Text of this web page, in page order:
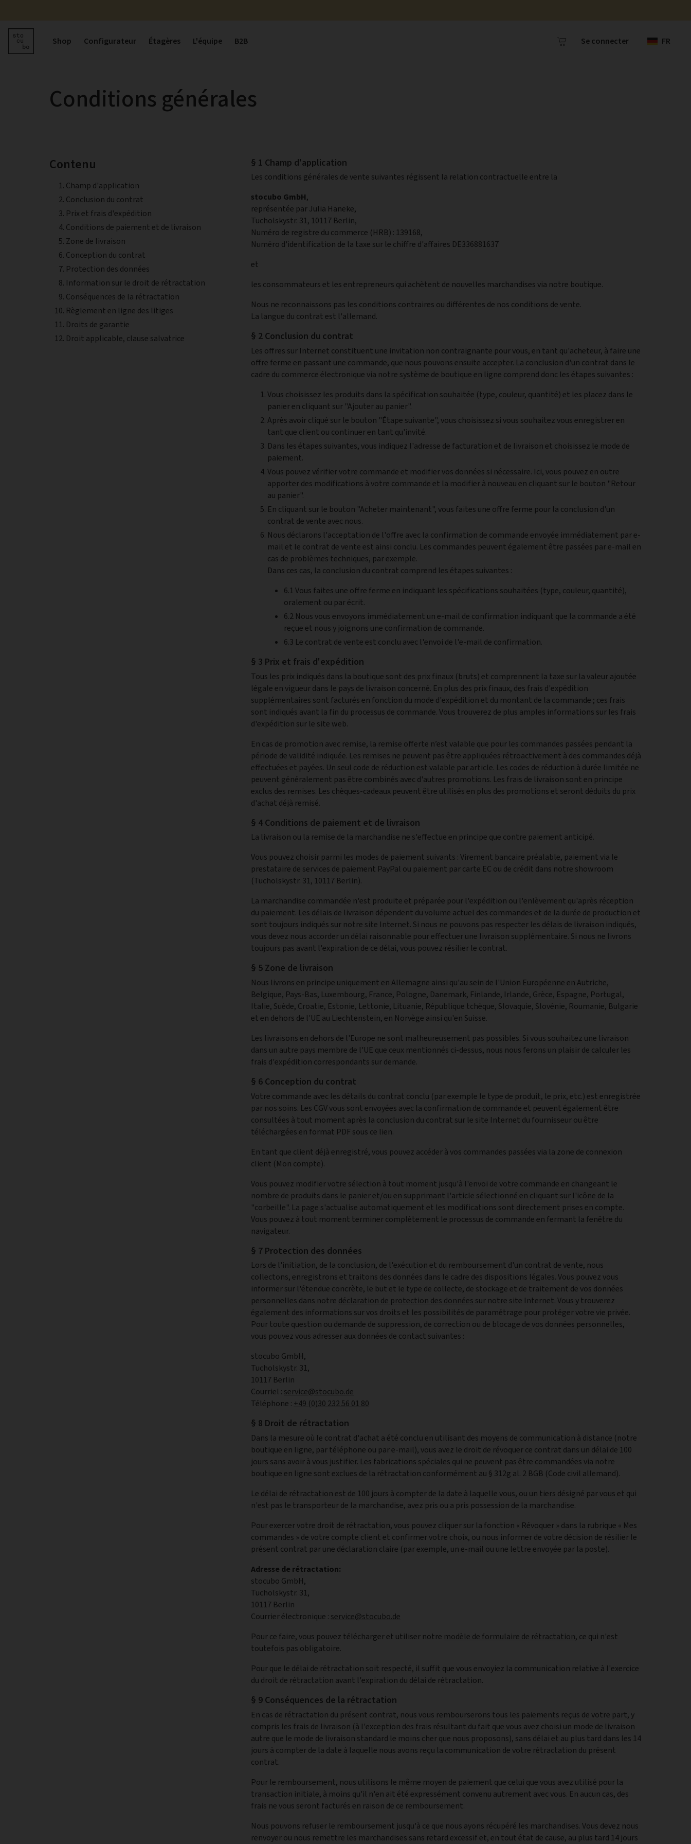
Shop Configurateur Étagères L'équipe B2B Se connecter FR
Conditions générales
Contenu
Champ d'application
Conclusion du contrat
Prix et frais d'expédition
Conditions de paiement et de livraison
Zone de livraison
Conception du contrat
Protection des données
Information sur le droit de rétractation
Conséquences de la rétractation
Règlement en ligne des litiges
Droits de garantie
Droit applicable, clause salvatrice
§ 1 Champ d'application
Les conditions générales de vente suivantes régissent la relation contractuelle entre la
stocubo GmbH,
représentée par Julia Haneke,
Tucholskystr. 31, 10117 Berlin,
Numéro de registre du commerce (HRB) : 139168,
Numéro d'identification de la taxe sur le chiffre d'affaires DE336881637
et
les consommateurs et les entrepreneurs qui achètent de nouvelles marchandises via notre boutique.
Nous ne reconnaissons pas les conditions contraires ou différentes de nos conditions de vente.
La langue du contrat est l'allemand.
§ 2 Conclusion du contrat
Les offres sur Internet constituent une invitation non contraignante pour vous, en tant qu'acheteur, à faire une
offre ferme en passant une commande, que nous pouvons ensuite accepter. La conclusion d'un contrat dans le
cadre du commerce électronique via notre système de boutique en ligne comprend donc les étapes suivantes :
Vous choisissez les produits dans la spécification souhaitée (type, couleur, quantité) et les placez dans le
panier en cliquant sur "Ajouter au panier".
Après avoir cliqué sur le bouton "Étape suivante", vous choisissez si vous souhaitez vous enregistrer en
tant que client ou continuer en tant qu'invité.
Dans les étapes suivantes, vous indiquez l'adresse de facturation et de livraison et choisissez le mode de
paiement.
Vous pouvez vérifier votre commande et modifier vos données si nécessaire. Ici, vous pouvez en outre
apporter des modifications à votre commande et la modifier à nouveau en cliquant sur le bouton "Retour
au panier".
En cliquant sur le bouton "Acheter maintenant", vous faites une offre ferme pour la conclusion d'un
contrat de vente avec nous.
Nous déclarons l'acceptation de l'offre avec la confirmation de commande envoyée immédiatement par e-
mail et le contrat de vente est ainsi conclu. Les commandes peuvent également être passées par e-mail en
cas de problèmes techniques, par exemple.
Dans ces cas, la conclusion du contrat comprend les étapes suivantes :
6.1 Vous faites une offre ferme en indiquant les spécifications souhaitées (type, couleur, quantité),
oralement ou par écrit.
6.2 Nous vous envoyons immédiatement un e-mail de confirmation indiquant que la commande a été
reçue et nous y joignons une confirmation de commande.
6.3 Le contrat de vente est conclu avec l'envoi de l'e-mail de confirmation.
§ 3 Prix et frais d'expédition
Tous les prix indiqués dans la boutique sont des prix finaux (bruts) et comprennent la taxe sur la valeur ajoutée
légale en vigueur dans le pays de livraison concerné. En plus des prix finaux, des frais d'expédition
supplémentaires sont facturés en fonction du mode d'expédition et du montant de la commande ; ces frais
sont indiqués avant la fin du processus de commande. Vous trouverez de plus amples informations sur les frais
d'expédition sur le site web.
En cas de promotion avec remise, la remise offerte n’est valable que pour les commandes passées pendant la
période de validité indiquée. Les remises ne peuvent pas être appliquées rétroactivement à des commandes déjà
effectuées et payées. Un seul code de réduction est valable par article. Les codes de réduction à durée limitée ne
peuvent généralement pas être combinés avec d'autres promotions. Les frais de livraison sont en principe
exclus des remises. Les chèques-cadeaux peuvent être utilisés en plus des promotions et seront déduits du prix
d'achat déjà remisé.
§ 4 Conditions de paiement et de livraison
La livraison ou la remise de la marchandise ne s'effectue en principe que contre paiement anticipé.
Vous pouvez choisir parmi les modes de paiement suivants : Virement bancaire préalable, paiement via le
prestataire de services de paiement PayPal ou paiement par carte EC ou de crédit dans notre showroom
(Tucholskystr. 31, 10117 Berlin).
La marchandise commandée n'est produite et préparée pour l'expédition ou l'enlèvement qu'après réception
du paiement. Les délais de livraison dépendent du volume actuel des commandes et de la durée de production et
sont toujours indiqués sur notre site Internet. Si nous ne pouvons pas respecter les délais de livraison indiqués,
vous devez nous accorder un délai raisonnable pour effectuer une livraison supplémentaire. Si nous ne livrons
toujours pas avant l'expiration de ce délai, vous pouvez résilier le contrat.
§ 5 Zone de livraison
Nous livrons en principe uniquement en Allemagne ainsi qu'au sein de l'Union Européenne en Autriche,
Belgique, Pays-Bas, Luxembourg, France, Pologne, Danemark, Finlande, Irlande, Grèce, Espagne, Portugal,
Italie, Suède, Croatie, Estonie, Lettonie, Lituanie, République tchèque, Slovaquie, Slovénie, Roumanie, Bulgarie
et en dehors de l'UE au Liechtenstein, en Norvège ainsi qu'en Suisse.
Les livraisons en dehors de l'Europe ne sont malheureusement pas possibles. Si vous souhaitez une livraison
dans un autre pays membre de l'UE que ceux mentionnés ci-dessus, nous nous ferons un plaisir de calculer les
frais d'expédition correspondants sur demande.
§ 6 Conception du contrat
Votre commande avec les détails du contrat conclu (par exemple le type de produit, le prix, etc.) est enregistrée
par nos soins. Les CGV vous sont envoyées avec la confirmation de commande et peuvent également être
consultées à tout moment après la conclusion du contrat sur le site Internet du fournisseur ou être
téléchargées en format PDF sous ce lien.
En tant que client déjà enregistré, vous pouvez accéder à vos commandes passées via la zone de connexion
client (Mon compte).
Vous pouvez modifier votre sélection à tout moment jusqu'à l'envoi de votre commande en changeant le
nombre de produits dans le panier et/ou en supprimant l'article sélectionné en cliquant sur l'icône de la
"corbeille". La page s'actualise automatiquement et les modifications sont directement prises en compte.
Vous pouvez à tout moment terminer complètement le processus de commande en fermant la fenêtre du
navigateur.
§ 7 Protection des données
Lors de l'initiation, de la conclusion, de l'exécution et du remboursement d'un contrat de vente, nous
collectons, enregistrons et traitons des données dans le cadre des dispositions légales. Vous pouvez vous
informer sur l'étendue concrète, le but et le type de collecte, de stockage et de traitement de vos données
personnelles dans notre déclaration de protection des données sur notre site Internet. Vous y trouverez
également des informations sur vos droits et les possibilités de paramétrage pour protéger votre vie privée.
Pour toute question ou demande de suppression, de correction ou de blocage de vos données personnelles,
vous pouvez vous adresser aux données de contact suivantes :
stocubo GmbH,
Tucholskystr. 31,
10117 Berlin
Courriel : service@stocubo.de
Téléphone : +49 (0)30 232 56 01 80
§ 8 Droit de rétractation
Dans la mesure où le contrat d'achat a été conclu en utilisant des moyens de communication à distance (notre
boutique en ligne, par téléphone ou par e-mail), vous avez le droit de révoquer ce contrat dans un délai de 100
jours sans avoir à vous justifier. Les fabrications spéciales qui ne peuvent pas être commandées via notre
boutique en ligne sont exclues de la rétractation conformément au § 312g al. 2 BGB (Code civil allemand).
Le délai de rétractation est de 100 jours à compter de la date à laquelle vous, ou un tiers désigné par vous et qui
n'est pas le transporteur de la marchandise, avez pris ou a pris possession de la marchandise.
Pour exercer votre droit de rétractation, vous pouvez cliquer sur la fonction « Révoquer » dans la rubrique « Mes
commandes » de votre compte client et confirmer votre choix, ou nous informer de votre décision de résilier le
présent contrat par une déclaration claire (par exemple, un e-mail ou une lettre envoyée par la poste).
Adresse de rétractation:
stocubo GmbH,
Tucholskystr. 31,
10117 Berlin
Courrier électronique : service@stocubo.de
Pour ce faire, vous pouvez télécharger et utiliser notre modèle de formulaire de rétractation, ce qui n'est
toutefois pas obligatoire.
Pour que le délai de rétractation soit respecté, il suffit que vous envoyiez la communication relative à l'exercice
du droit de rétractation avant l'expiration du délai de rétractation.
§ 9 Conséquences de la rétractation
En cas de rétractation du présent contrat, nous vous rembourserons tous les paiements reçus de votre part, y
compris les frais de livraison (à l'exception des frais résultant du fait que vous avez choisi un mode de livraison
autre que le mode de livraison standard le moins cher que nous proposons), sans délai et au plus tard dans les 14
jours à compter de la date à laquelle nous avons reçu la communication de votre rétractation du présent
contrat.
Pour le remboursement, nous utilisons le même moyen de paiement que celui que vous avez utilisé pour la
transaction initiale, à moins qu'il n'en ait été expressément convenu autrement avec vous. En aucun cas, des
frais ne vous seront facturés en raison de ce remboursement.
Nous pouvons refuser le remboursement jusqu'à ce que nous ayons récupéré les marchandises. Vous devez nous
renvoyer ou nous remettre les marchandises sans retard excessif et, en tout état de cause, au plus tard 14 jours